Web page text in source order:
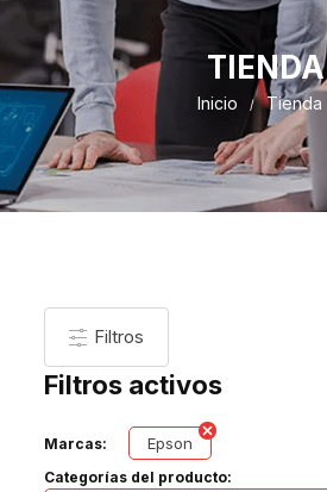
TIENDA
Inicio Tienda
Filtros
Filtros activos
Marcas: Epson
Categorías del producto: